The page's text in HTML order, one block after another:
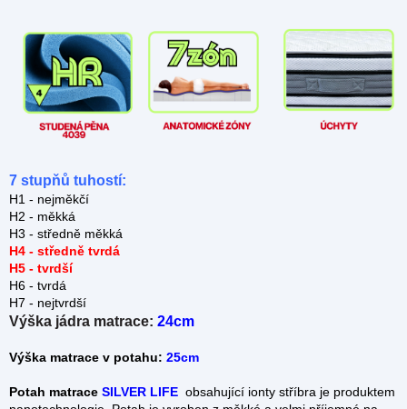
7 stupňů tuhostí:
H1 - nejměkčí
H2 - měkká
H3 - středně měkká
H4 - středně tvrdá
H5 - tvrdší
H6 - tvrdá
H7 - nejtvrdší
Výška jádra matrace: 24cm
Výška matrace v potahu: 25cm
Potah matrace SILVER LIFE obsahující ionty stříbra je produktem